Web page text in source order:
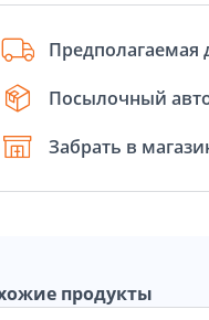
Предполагаемая
Посылочный
Забрать в
продукты